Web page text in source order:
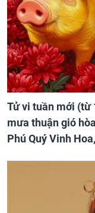
Tử vi tuần mới (từ
mưa thuận gió
Phú Quý Vinh